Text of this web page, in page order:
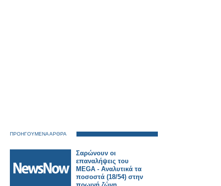
ΠΡΟΗΓΟΥΜΕΝΑ ΑΡΘΡΑ
Σαρώνουν οι
επαναλήψεις του
MEGA - Αναλυτικά τα
ποσοστά (18/54) στην